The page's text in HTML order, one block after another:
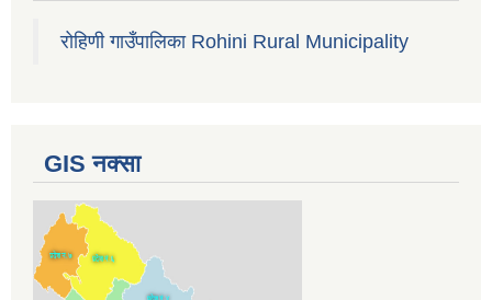
रोहिणी गाउँपालिका Rohini Rural Municipality
GIS नक्सा